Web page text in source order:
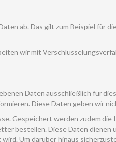
ab. Das gilt zum Beispiel für
wir mit
Daten ausschließlich für
Diese Daten geben wir
Gespeichert werden zudem die
bestellen. Diese Daten dienen
Um darüber hinaus